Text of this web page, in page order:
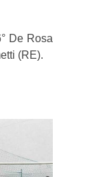
De Rosa
(RE).